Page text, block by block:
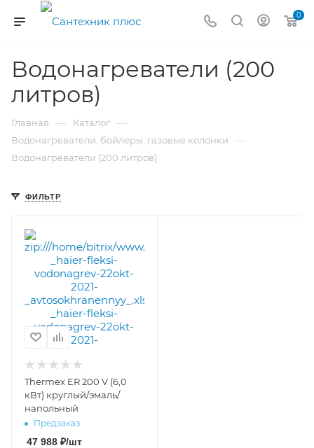
0
Водонагреватели (200
литров)
Главная — Каталог —
Водонагреватели, бойлеры, газовые колонки —
Водонагреватели (200 литров)
ФИЛЬТР
Thermex ER 200 V (6,0
кВт) круглый/эмаль/
напольный
Предзаказ
47 988 ₽/шт